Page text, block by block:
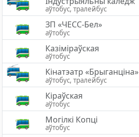
аўтобус, тралейбус
ЗП «ЧЕСС-Бел»
аўтобус
Казіміраўская
аўтобус
Кінатэатр «Брыганціна»
аўтобус, тралейбус
Кіраўская
аўтобус
Могілкі Копці
аўтобус